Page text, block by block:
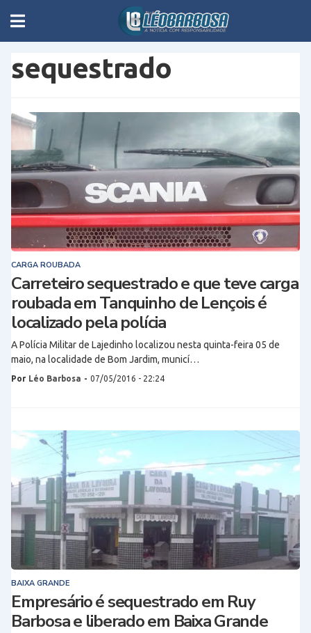
sequestrado
CARGA ROUBADA
Carreteiro sequestrado e que teve carga
roubada em Tanquinho de Lençois é
localizado pela polícia
A Polícia Militar de Lajedinho localizou nesta quinta-feira 05 de
maio, na localidade de Bom Jardim, municí…
Por Léo Barbosa - 07/05/2016 - 22:24
BAIXA GRANDE
Empresário é sequestrado em Ruy
Barbosa e liberado em Baixa Grande